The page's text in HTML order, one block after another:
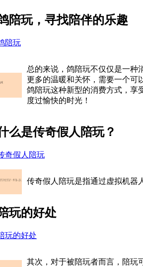
陪玩，寻找陪伴的乐趣
陪玩
总的来说，鸽陪玩不仅仅是一种
更多的温暖和关怀，需要一个可
鸽陪玩这种新型的消费方式，享
度过愉快的时光！
么是传奇假人陪玩？
奇假人陪玩
传奇假人陪玩是指通过虚拟机器
玩的好处
玩的好处
其次，对于被陪玩者而言，陪玩